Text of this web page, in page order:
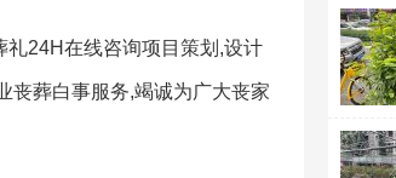
24H在线咨询项目策划,设计
丧葬白事服务,竭诚为广大丧家